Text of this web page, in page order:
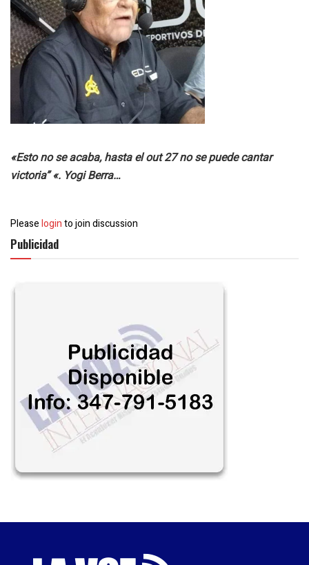
«Esto no se acaba, hasta el out 27 no se puede cantar
victoria” «. Yogi Berra…
Pleaseloginto join discussion
Publicidad